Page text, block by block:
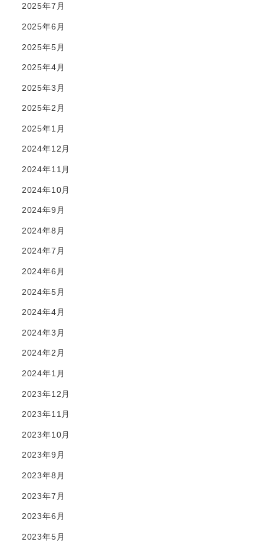
2025年7月
2025年6月
2025年5月
2025年4月
2025年3月
2025年2月
2025年1月
2024年12月
2024年11月
2024年10月
2024年9月
2024年8月
2024年7月
2024年6月
2024年5月
2024年4月
2024年3月
2024年2月
2024年1月
2023年12月
2023年11月
2023年10月
2023年9月
2023年8月
2023年7月
2023年6月
2023年5月